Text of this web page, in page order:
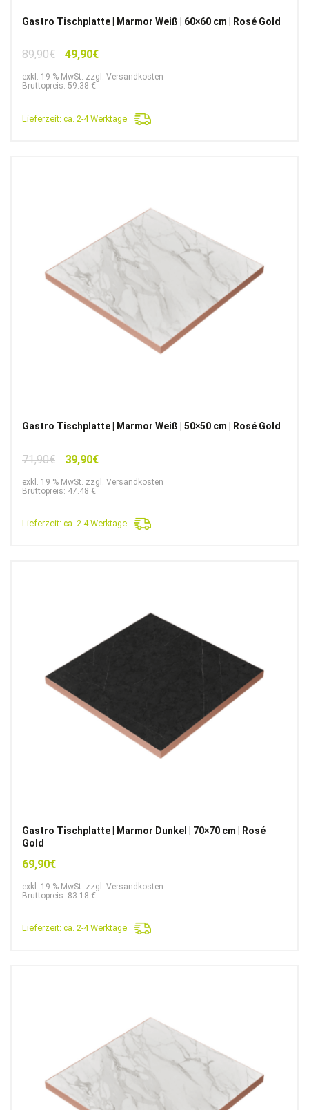
Gastro Tischplatte | Marmor Weiß | 60×60 cm | Rosé Gold
89,90€
Ursprünglicher
war:
49,90€Aktueller
ist:
exkl. 19 % MwSt. zzgl. Versandkosten
Bruttopreis: 59.38 €
Lieferzeit: ca. 2-4 Werktage
Gastro Tischplatte | Marmor Weiß | 50×50 cm | Rosé Gold
71,90€
Ursprünglicher
war:
39,90€Aktueller
ist:
exkl. 19 % MwSt. zzgl. Versandkosten
Bruttopreis: 47.48 €
Lieferzeit: ca. 2-4 Werktage
Gastro Tischplatte | Marmor Dunkel | 70×70 cm | Rosé
Gold
69,90€
exkl. 19 % MwSt. zzgl. Versandkosten
Bruttopreis: 83.18 €
Lieferzeit: ca. 2-4 Werktage